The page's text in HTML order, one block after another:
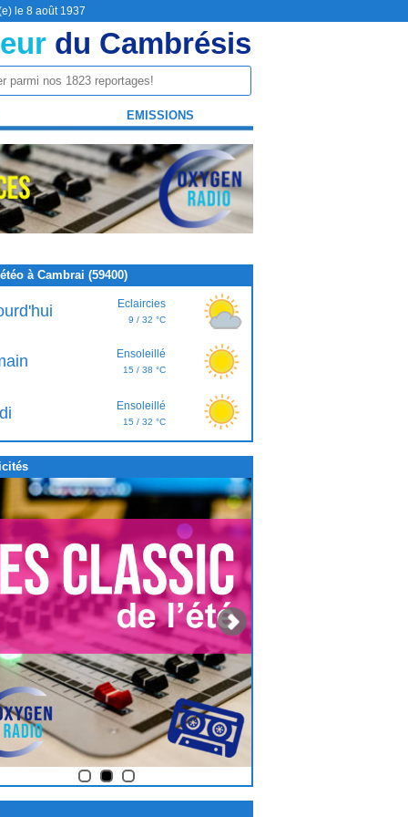
le 8 août 1937
du Cambrésis
EMISSIONS
à Cambrai (59400)
Eclaircies
9 / 32 °C
Ensoleillé
15 / 38 °C
Ensoleillé
15 / 32 °C